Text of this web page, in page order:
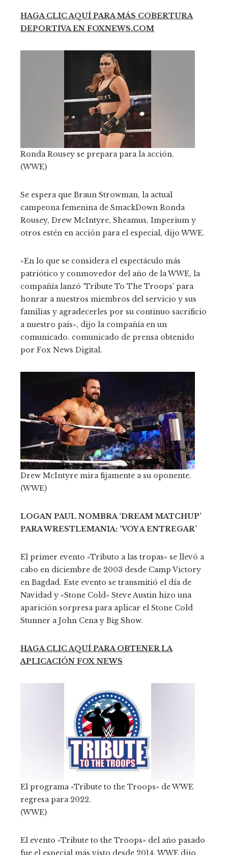
HAGA CLIC AQUÍ PARA MÁS COBERTURA
DEPORTIVA EN FOXNEWS.COM
Ronda Rousey se prepara para la acción.
(WWE)
Se espera que Braun Strowman, la actual
campeona femenina de SmackDown Ronda
Rousey, Drew McIntyre, Sheamus, Imperium y
otros estén en acción para el especial, dijo WWE.
«En lo que se considera el espectáculo más
patriótico y conmovedor del año de la WWE, la
compañía lanzó ‘Tribute To The Troops’ para
honrar a nuestros miembros del servicio y sus
familias y agradecerles por su continuo sacrificio
a nuestro país», dijo la compañía en un
comunicado. comunicado de prensa obtenido
por Fox News Digital.
Drew McIntyre mira fijamente a su oponente.
(WWE)
LOGAN PAUL NOMBRA ‘DREAM MATCHUP’
PARA WRESTLEMANIA: ‘VOY A ENTREGAR’
El primer evento «Tributo a las tropas» se llevó a
cabo en diciembre de 2003 desde Camp Victory
en Bagdad. Este evento se transmitió el día de
Navidad y «Stone Cold» Steve Austin hizo una
aparición sorpresa para aplicar el Stone Cold
Stunner a John Cena y Big Show.
HAGA CLIC AQUÍ PARA OBTENER LA
APLICACIÓN FOX NEWS
El programa «Tribute to the Troops» de WWE
regresa para 2022.
(WWE)
El evento «Tribute to the Troops» del año pasado